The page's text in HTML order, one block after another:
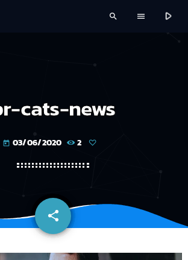
search menu play_arrow
cats-news
today 03/06/2020 2
share
email